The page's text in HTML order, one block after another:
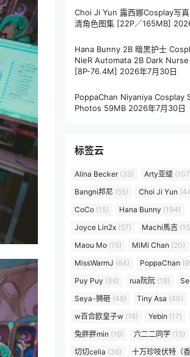
Choi Ji Yun 露西娜Cosplay写
清角色图集 [22P／165MB]
Hana Bunny 2B 暗黑护士
NieR Automata 2B Dark Nurse
[8P-76.4M] 2026年7月30日
PoppaChan Niyaniya Cosplay
Photos 59MB 2026年7月30日
标签云
Alina Becker(35) Arty亚缇
Bangni邦尼 (55) Choi Ji Yun
CoCo (15) Hana Bunny (194)
Joyce Lin2x (57) Machi馬吉
Maou Mo (15) MiMi Chan (20)
MissWarmJ (64) PoppaChan
Puy Puy (36) rua阮阮 (18)
Seya-狮砸 (48) Tiny Asa (40)
w百合欧皇子w (18) Yebin (17)
兔胖胖min (19) 六二二同学 (15)
切切celia (36) 十万珍吱伏特（香